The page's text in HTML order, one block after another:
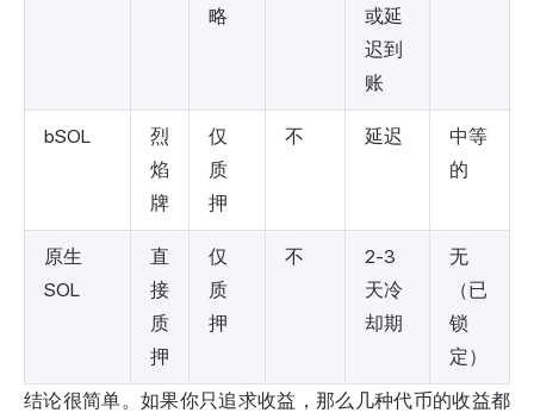
略
或延
迟到
账
bSOL
烈
焰
牌
仅
质
押
不 延迟
中等
的
原生
SOL
直
接
质
押
仅
质
押
不
2-3
天冷
却期
无
（已
锁
定）
结论很简单。如果你只追求收益，那么几种代币的收益都